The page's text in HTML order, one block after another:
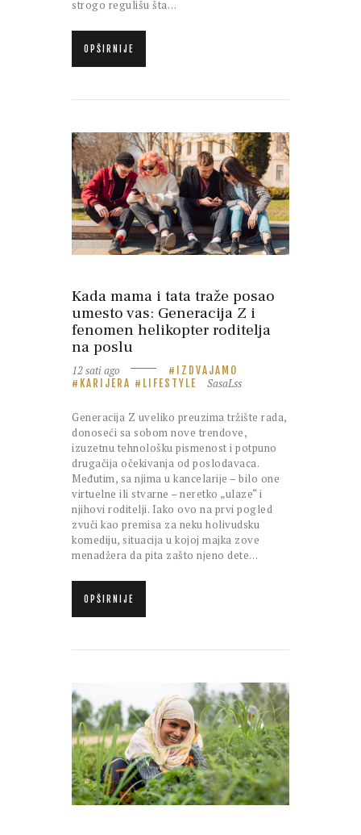
strogo regulišu šta…
OPŠIRNIJE
Kada mama i tata traže posao
umesto vas: Generacija Z i
fenomen helikopter roditelja
na poslu
12 sati ago
IZDVAJAMO
KARIJERA
LIFESTYLE SasaLss
Generacija Z uveliko preuzima tržište rada,
donoseći sa sobom nove trendove,
izuzetnu tehnološku pismenost i potpuno
drugačija očekivanja od poslodavaca.
Međutim, sa njima u kancelarije – bilo one
virtuelne ili stvarne – neretko „ulaze“ i
njihovi roditelji. Iako ovo na prvi pogled
zvuči kao premisa za neku holivudsku
komediju, situacija u kojoj majka zove
menadžera da pita zašto njeno dete…
OPŠIRNIJE